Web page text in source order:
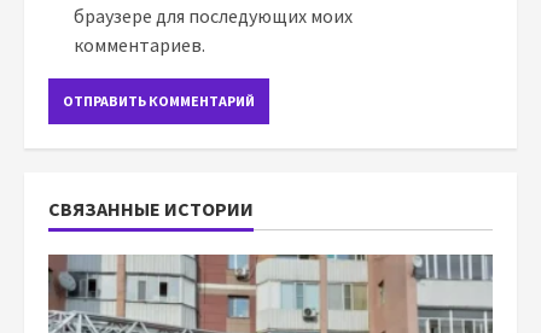
браузере для последующих моих
комментариев.
СВЯЗАННЫЕ ИСТОРИИ